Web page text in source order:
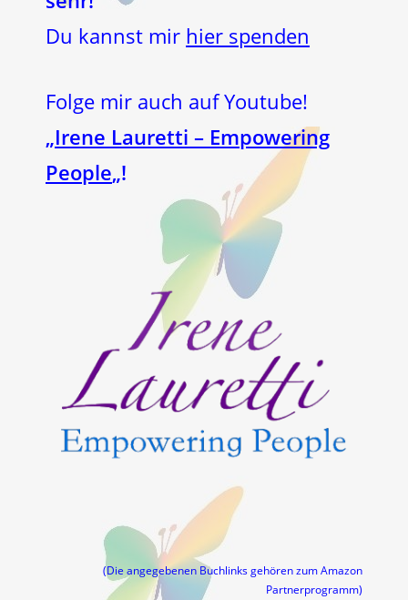
Du kannst mir hier spenden
Folge mir auch auf Youtube!
„Irene Lauretti – Empowering
People„!
(Die angegebenen Buchlinks gehören zum Amazon
Partnerprogramm)